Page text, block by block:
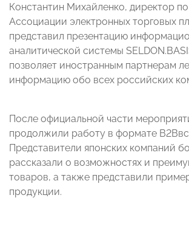
Константин Михайленко, директор
Ассоциации электронных торговых
представил презентацию
аналитической системы SELDON.
позволяет иностранным партнерам
информацию обо всех российских
После официальной части
продолжили работу в формате B2B
Представители японских компаний
рассказали о возможностях и
товаров, а также представили
продукции.